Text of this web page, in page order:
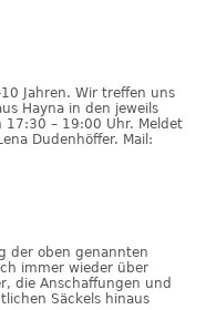
Jahren. Wir treffen uns
Hayna in den jeweils
17:30 – 19:00 Uhr. Meldet
Dudenhöffer. Mail:
der oben genannten
immer wieder über
die Anschaffungen und
Säckels hinaus